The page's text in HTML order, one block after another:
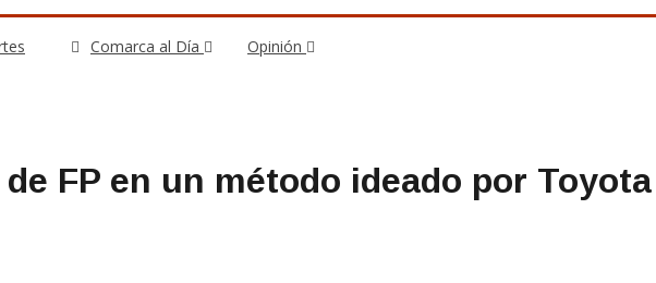
Comarca al Día Opinión
FP en un método ideado por Toyota